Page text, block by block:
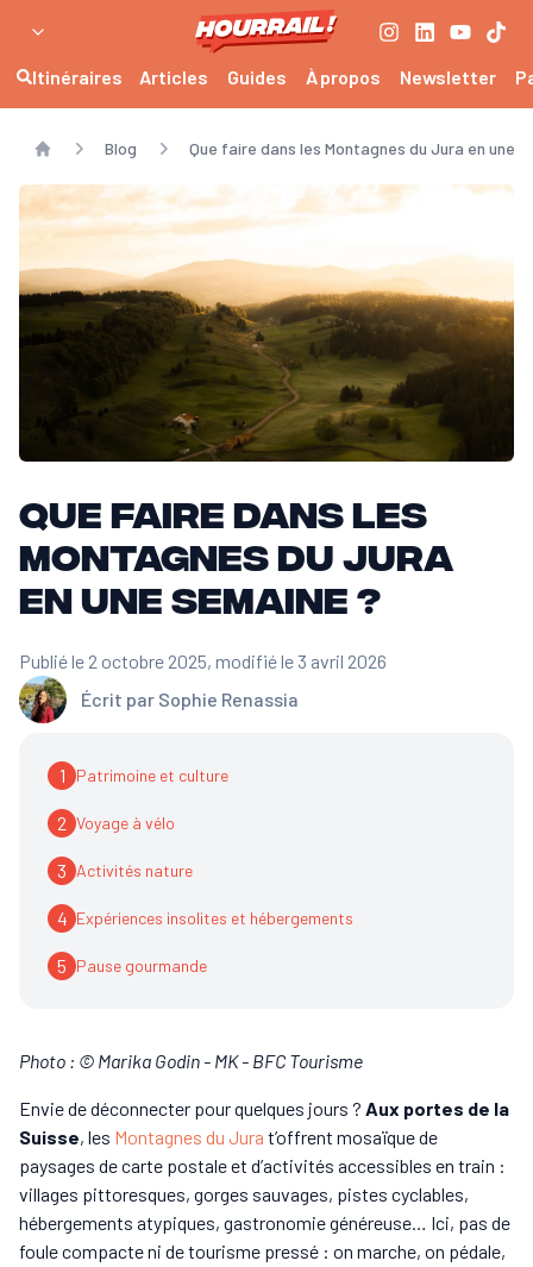
Itinéraires Articles Guides À propos Newsletter
Home
Blog Que faire dans les Montagnes du Jura en une
Que faire dans les
Montagnes du Jura
en une semaine ?
Écrit par Sophie Renassia
Publié le 2 octobre 2025, modifié le 3 avril 2026
1 Patrimoine et culture
2 Voyage à vélo
3 Activités nature
4 Expériences insolites et hébergements
5 Pause gourmande
Photo : © Marika Godin - MK - BFC Tourisme
Envie de déconnecter pour quelques jours ? Aux portes de la
Suisse, les Montagnes du Jura t’offrent mosaïque de
paysages de carte postale et d’activités accessibles en train :
villages pittoresques, gorges sauvages, pistes cyclables,
hébergements atypiques, gastronomie généreuse… Ici, pas de
foule compacte ni de tourisme pressé : on marche, on pédale,